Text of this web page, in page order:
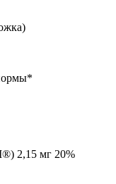
2,15 мг 20%